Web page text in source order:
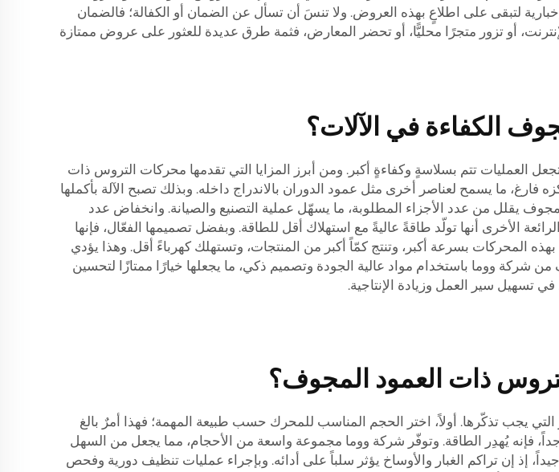
لتبقى على اطلاعٍ بهذه العروض. ولا تنسَ أن تسأل عن الضمان أو الكفالة؛ فالضمان
أو تزور متجرًا محليًّا، أو تحضر المعارض، فثمة طرق عديدة للعثور على عروض ممتازة
الكفاءة في الآلات؟
تتم بسلاسةٍ وكفاءةٍ أكبر. ومن أبرز المزايا التي تقدمها محركات التروس ذات
ما يسمح لعناصر أخرى مثل عمود الدوران بالاندراج داخله. وبذلك تصبح الآلة بأكملها
يقلل من عدد الأجزاء المطلوبة، ما يسهّل عملية التصنيع والصيانة. وانخفاض عدد
الأخرى أنها تولّد طاقةً عاليةً مع استهلاك أقل للطاقة. وبفضل تصميمها الفعّال، فإنها
المحركات بسرعة أكبر، وتنتج كمّاً أكبر من المنتجات، وتستهلك كهرباءً أقل. وهذا يؤدي
شركة ووما باستخدام مواد عالية الجودة وتصميم ذكي، ما يجعلها خيارًا ممتازًا لتحسين
تسهيل سير العمل وزيادة الإنتاجية.
ذات العمود المجوف؟
يجب تذكّرها. أولاً، اختر الحجم المناسب للمحرك حسب طبيعة المهمة؛ فهذا أمرٌ بالغ
جداً، فإنه يُهدِر الطاقة. وتوفّر شركة ووما مجموعة واسعة من الأحجام، مما يجعل من السهل
إذ إن تراكم الغبار والأوساخ يؤثر سلباً على أدائه. وبإجراء عمليات تنظيف دورية وفحص